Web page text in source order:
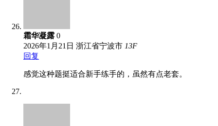
霜华凝露 0
2026年1月21日 浙江省宁波市 13F
回复
感觉这种题挺适合新手练手的，虽然有点老套。